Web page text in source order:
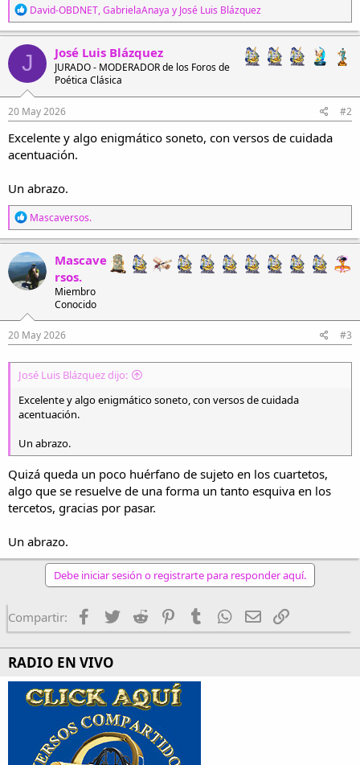
R
e
a
c
c
i
o
n
e
s
:
David-OBDNET,GabrielaAnaya y José Luis Blázquez
J José Luis Blázquez
JURADO - MODERADOR de los Foros de
Poética Clásica
20 May 2026 #2
Excelente y algo enigmático soneto, con versos de cuidada
acentuación.
Un abrazo.
R
e
a
c
c
i
o
e
s
:
Mascaversos.
Mascave
rsos.
Miembro
Conocido
20 May 2026 #3
José Luis Blázquez dijo:
Excelente y algo enigmático soneto, con versos de cuidada
acentuación.
Un abrazo.
Quizá queda un poco huérfano de sujeto en los cuartetos,
algo que se resuelve de una forma un tanto esquiva en los
tercetos, gracias por pasar.
Un abrazo.
Debe iniciar sesión o registrarte para responder aquí.
Compartir: Facebook
TwitterReddit PinterestTumblrWhatsApp
EmailEnlace
RADIO EN VIVO